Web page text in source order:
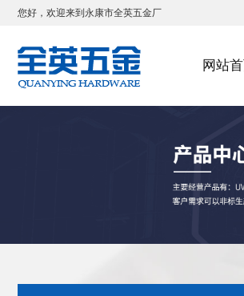
您好，欢迎来到永康市全英五金厂
网站